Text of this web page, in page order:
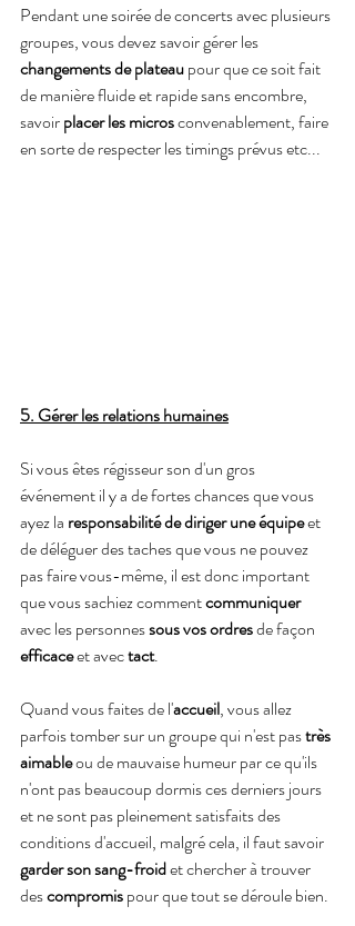
Pendant une soirée de concerts avec plusieurs
groupes, vous devez savoir gérer les
changements de plateau pour que ce soit fait
de manière fluide et rapide sans encombre,
savoir placer les micros convenablement, faire
en sorte de respecter les timings prévus etc...
5. Gérer les relations humaines
Si vous êtes régisseur son d'un gros
événement il y a de fortes chances que vous
ayez la responsabilité de diriger une équipe et
de déléguer des taches que vous ne pouvez
pas faire vous-même, il est donc important
que vous sachiez comment communiquer
avec les personnes sous vos ordres de façon
efficace et avec tact.
Quand vous faites de l'accueil, vous allez
parfois tomber sur un groupe qui n'est pas très
aimable ou de mauvaise humeur par ce qu'ils
n'ont pas beaucoup dormis ces derniers jours
et ne sont pas pleinement satisfaits des
conditions d'accueil, malgré cela, il faut savoir
garder son sang-froid et chercher à trouver
des compromis pour que tout se déroule bien.